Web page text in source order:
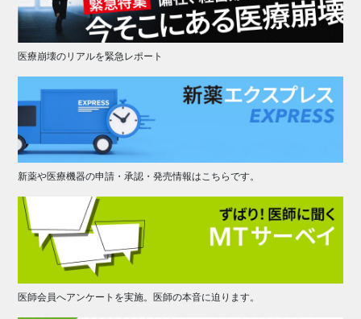
医療崩壊のリアルを緊急レポート
新薬や医療機器の申請・承認・発売情報はこちらです。
医師会員へアンケートを実施。医師の本音に迫ります。